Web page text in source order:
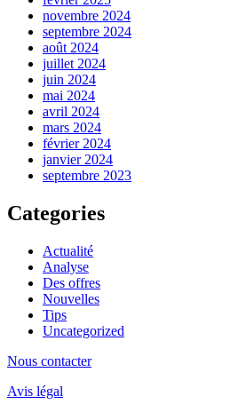
novembre 2024
septembre 2024
août 2024
juillet 2024
juin 2024
mai 2024
avril 2024
mars 2024
février 2024
janvier 2024
septembre 2023
Categories
Actualité
Analyse
Des offres
Nouvelles
Tips
Uncategorized
Nous contacter
Avis légal